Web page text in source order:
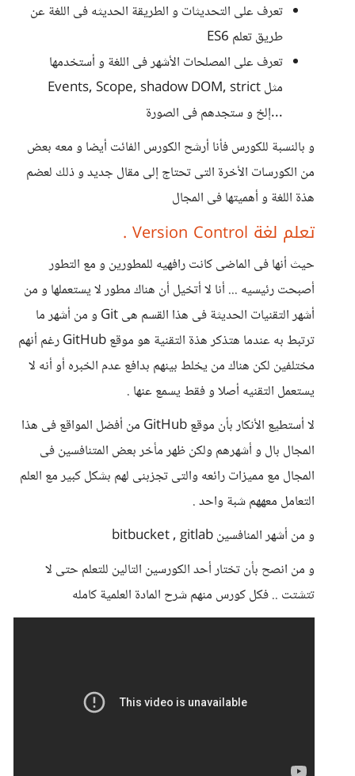
تعرف على التحديثات و الطريقة الحديثه فى اللغة عن
طريق تعلم ES6
تعرف على المصلحات الأشهر فى اللغة و أستخدمها
مثل Events, Scope, shadow DOM, strict
...إلخ و ستجدهم فى الصورة
و بالنسبة للكورس فأنا أرشح الكورس الفائت أيضا و معه بعض
من الكورسات الأخرة التى تحتاج إلى مقال جديد و ذلك لعضم
هذة اللغة و أهميتها فى المجال
تعلم لغة Version Control .
حيث أنها فى الماضى كانت رافهيه للمطورين و مع التطور
أصبحت رئيسيه ... أنا لا أتخيل أن هناك مطور لا يستعملها و من
أشهر التقنيات الحديثة فى هذا القسم هى Git و من أشهر ما
ترتبط به عندما هتذكر هذة التقنية هو موقع GitHub رغم أنهم
مختلفين لكن هناك من يخلط بينهم بدافع عدم الخبره أو أنه لا
يستعمل التقنيه أصلا و فقط يسمع عنها .
لا أستطيع الأنكار بأن موقع GitHub من أفضل المواقع فى هذا
المجال بال و أشهرهم ولكن ظهر مأخر بعض المتنافسين فى
المجال مع مميزات رائعه والتى تجزبنى لهم بشكل كبير مع العلم
التعامل معههم شبة واحد .
و من أشهر المنافسين bitbucket , gitlab
و من انصح بأن تختار أحد الكورسين التالين للتعلم حتى لا
تتشتت .. فكل كورس منهم شرح المادة العلمية كامله